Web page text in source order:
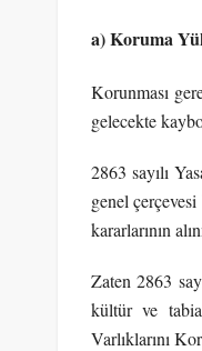
a) Koruma
Korunması
gelecekte
2863 sayılı
genel
kararlarının
Zaten 2863
kültür ve
Varlıklarını